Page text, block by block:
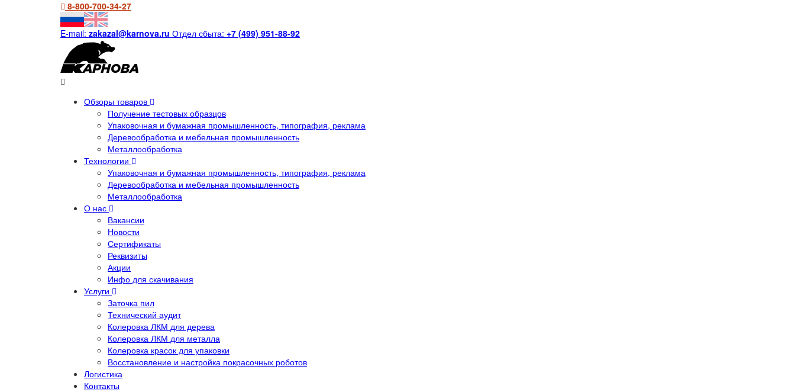
8-800-700-34-27
E-mail: zakazal@karnova.ru Отдел сбыта: +7 (499) 951-88-92
Обзоры товаров
Получение тестовых образцов
Упаковочная и бумажная промышленность, типография, реклама
Деревообработка и мебельная промышленность
Металлообработка
Технологии
Упаковочная и бумажная промышленность, типография, реклама
Деревообработка и мебельная промышленность
Металлообработка
О нас
Вакансии
Новости
Сертификаты
Реквизиты
Акции
Инфо для скачивания
Услуги
Заточка пил
Технический аудит
Колеровка ЛКМ для дерева
Колеровка ЛКМ для металла
Колеровка красок для упаковки
Восстановление и настройка покрасочных роботов
Логистика
Контакты